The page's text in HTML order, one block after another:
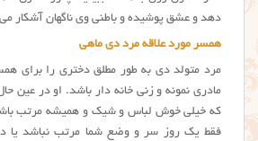
دهد و عشق پوشیده و باطنی وی ناگهان آشکار
همسر مورد علاقه مرد دی ماهی
مرد متولد دی به طور مطلق دختری را برای
مادری نمونه و زنی خانه دار باشد. او در عین
که خیلی خوش لباس و شیک و همیشه مرتب
فقط یک روز سر و وضع شما مرتب نباشد یا